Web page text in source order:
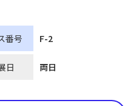
番号 F-2
日 両日